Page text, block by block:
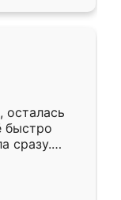
из
осталась
быстро
сразу.
к
Собрали
даже